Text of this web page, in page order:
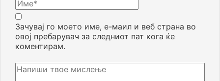
Зачувај го моето име, е-маил и веб страна во
овој пребарувач за следниот пат кога ќе
коментирам.